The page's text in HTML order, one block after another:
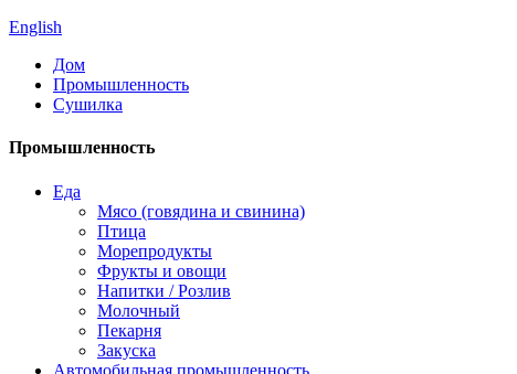
English
Дом
Промышленность
Сушилка
Промышленность
Еда
Мясо (говядина и свинина)
Птица
Морепродукты
Фрукты и овощи
Напитки / Розлив
Молочный
Пекарня
Закуска
Автомобильная промышленность